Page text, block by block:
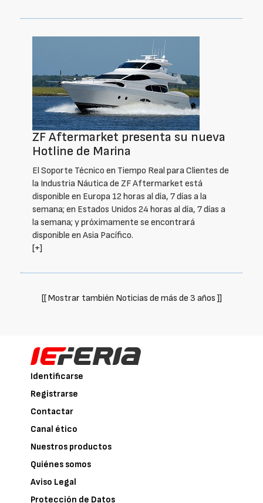
ZF Aftermarket presenta su nueva
Hotline de Marina
El Soporte Técnico en Tiempo Real para Clientes de
la Industria Náutica de ZF Aftermarket está
disponible en Europa 12 horas al día, 7 días a la
semana; en Estados Unidos 24 horas al día, 7 días a
la semana; y próximamente se encontrará
disponible en Asia Pacífico.
[+]
[[ Mostrar también Noticias de más de 3 años ]]
Identificarse
Registrarse
Contactar
Canal ético
Nuestros productos
Quiénes somos
Aviso Legal
Protección de Datos